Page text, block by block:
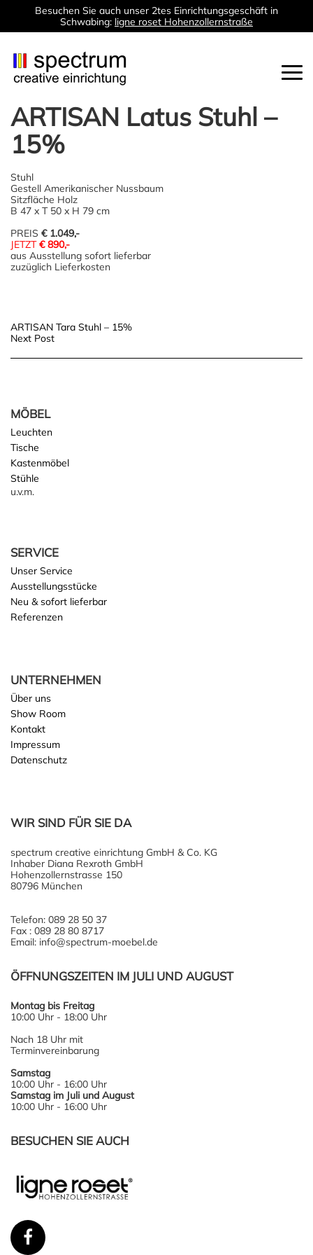
Besuchen Sie auch unser 2tes Einrichtungsgeschäft in
Schwabing: ligne roset Hohenzollernstraße
ARTISAN Latus Stuhl –
15%
Stuhl
Gestell Amerikanischer Nussbaum
Sitzfläche Holz
B 47 x T 50 x H 79 cm
PREIS € 1.049,-
JETZT€ 890,-
aus Ausstellung sofort lieferbar
zuzüglich Lieferkosten
Post
navigation
ARTISAN Tara Stuhl – 15%
Next Post
MÖBEL
Leuchten
Tische
Kastenmöbel
Stühle
u.v.m.
SERVICE
Unser Service
Ausstellungsstücke
Neu & sofort lieferbar
Referenzen
UNTERNEHMEN
Über uns
Show Room
Kontakt
Impressum
Datenschutz
WIR SIND FÜR SIE DA
spectrum creative einrichtung GmbH & Co. KG
Inhaber Diana Rexroth GmbH
Hohenzollernstrasse 150
80796 München
Telefon: 089 28 50 37
Fax : 089 28 80 8717
Email: info@spectrum-moebel.de
ÖFFNUNGSZEITEN IM JULI UND AUGUST
Montag bis Freitag
10:00 Uhr - 18:00 Uhr
Nach 18 Uhr mit
Terminvereinbarung
Samstag
10:00 Uhr - 16:00 Uhr
Samstag im Juli und August
10:00 Uhr - 16:00 Uhr
BESUCHEN SIE AUCH